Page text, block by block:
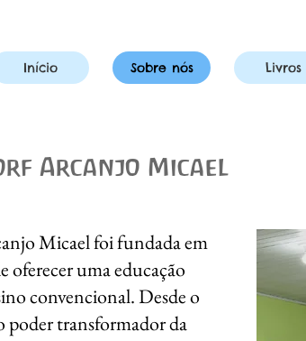
Início Sobre nós Livros
Arcanjo Micael
Micael foi fundada em
oferecer uma educação
convencional. Desde o
poder transformador da